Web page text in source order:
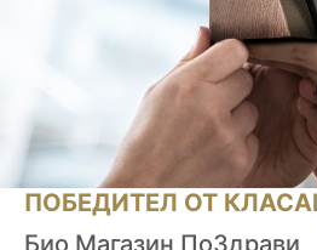
ПОБЕДИТЕЛ ОТ
Био Магазин ПоЗдрави